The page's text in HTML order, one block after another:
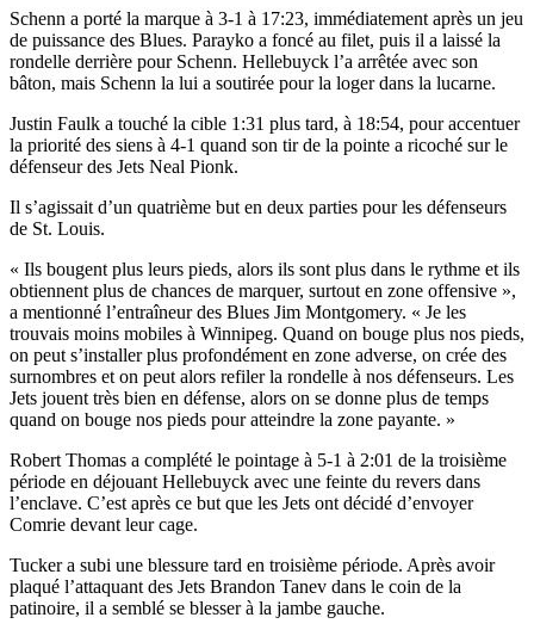
Schenn a porté la marque à 3-1 à 17:23, immédiatement après un jeu
de puissance des Blues. Parayko a foncé au filet, puis il a laissé la
rondelle derrière pour Schenn. Hellebuyck l’a arrêtée avec son
bâton, mais Schenn la lui a soutirée pour la loger dans la lucarne.
Justin Faulk a touché la cible 1:31 plus tard, à 18:54, pour accentuer
la priorité des siens à 4-1 quand son tir de la pointe a ricoché sur le
défenseur des Jets Neal Pionk.
Il s’agissait d’un quatrième but en deux parties pour les défenseurs
de St. Louis.
« Ils bougent plus leurs pieds, alors ils sont plus dans le rythme et ils
obtiennent plus de chances de marquer, surtout en zone offensive »,
a mentionné l’entraîneur des Blues Jim Montgomery. « Je les
trouvais moins mobiles à Winnipeg. Quand on bouge plus nos pieds,
on peut s’installer plus profondément en zone adverse, on crée des
surnombres et on peut alors refiler la rondelle à nos défenseurs. Les
Jets jouent très bien en défense, alors on se donne plus de temps
quand on bouge nos pieds pour atteindre la zone payante. »
Robert Thomas a complété le pointage à 5-1 à 2:01 de la troisième
période en déjouant Hellebuyck avec une feinte du revers dans
l’enclave. C’est après ce but que les Jets ont décidé d’envoyer
Comrie devant leur cage.
Tucker a subi une blessure tard en troisième période. Après avoir
plaqué l’attaquant des Jets Brandon Tanev dans le coin de la
patinoire, il a semblé se blesser à la jambe gauche.